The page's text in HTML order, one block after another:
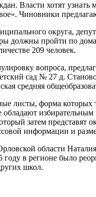
Власти хотят
Чиновники
округа,
должны пройти по
209 человек.
вопроса,
сад № 27 д.
средняя
листы, форма
затем
информации и
области
в регионе было
школ.